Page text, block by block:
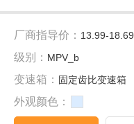
厂商指导价： 13.99-
级别： MPV_b
变速箱： 固定齿比变速箱
外观颜色：